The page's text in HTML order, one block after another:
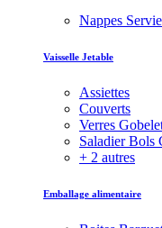
Nappes
Vaisselle Jetable
Assiettes
Couverts
Verres
Saladier Bols
+ 2 autres
Emballage alimentaire